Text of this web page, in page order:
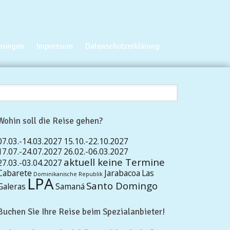
Impressum Datenschutzerklärung
soll die Reise gehen?
14.03.2027 15.10.-22.10.2027
24.07.2027 26.02.-06.03.2027
03.04.2027 aktuell keine Termine
Dominikanische Republik Jarabacoa Las
LPASamaná Santo Domingo
Sie Ihre Reise beim Spezialanbieter!